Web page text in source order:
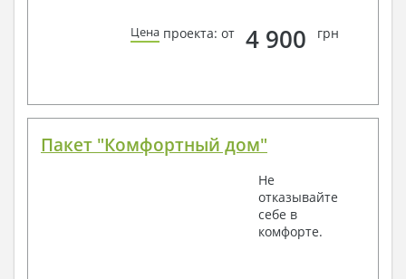
Цена проекта: от 4 900 грн
Пакет "Комфортный дом"
Не
отказывайте
себе в
комфорте.